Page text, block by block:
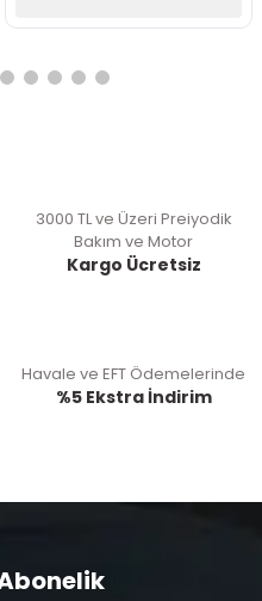
3000 TL ve Üzeri Preiyodik
Bakım ve Motor
Kargo Ücretsiz
Havale ve EFT Ödemelerinde
%5 Ekstra İndirim